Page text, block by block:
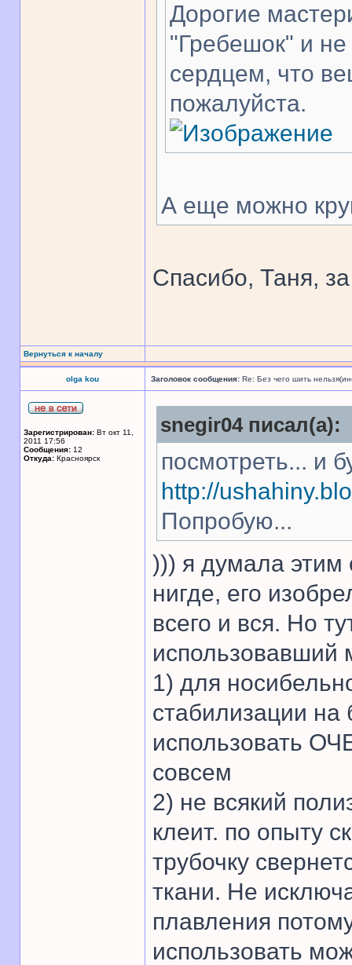
Дорогие
"Гребешок" и
сердцем, что
пожалуйста.
А еще можно
Спасибо, Таня,
Вернуться к началу
olga kou Заголовок сообщения: Re: Без чего шить
Зарегистрирован: Вт окт 11,
2011 17:56
Сообщения: 12
Откуда: Красноярск
snegir04 писал(а):
посмотреть... и
http://
Попробую...
))) я думала этим
нигде, его
всего и вся. Но
использовавший
1) для
стабилизации
использовать
совсем
2) не всякий
клеит. по опыту
трубочку
ткани. Не
плавления
использовать